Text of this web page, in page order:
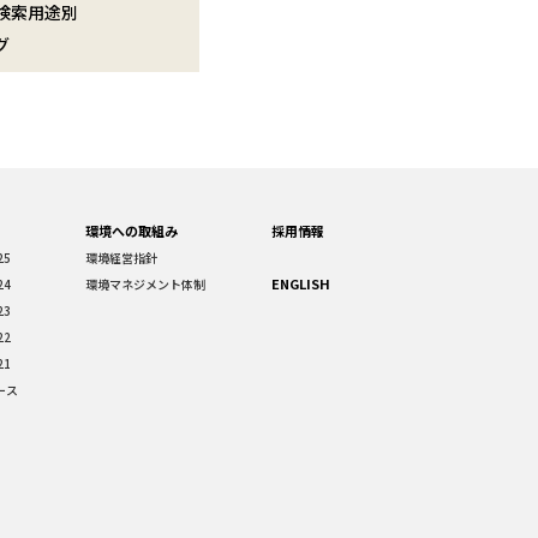
索用途別
ス
環境への取組み
環境経営指針
環境マネジメント体制
採用情報
ENGLISH